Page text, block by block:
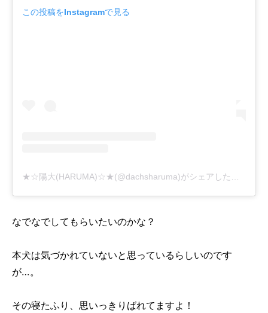
この投稿をInstagramで見る
なでなでしてもらいたいのかな？
本犬は気づかれていないと思っているらしいのです
が…。
その寝たふり、思いっきりばれてますよ！